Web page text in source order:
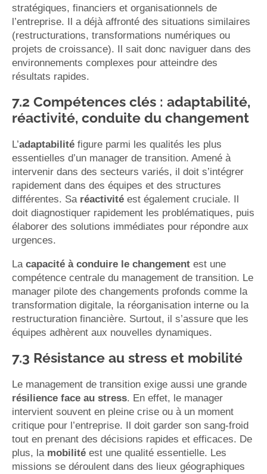
stratégiques, financiers et organisationnels de
l’entreprise. Il a déjà affronté des situations similaires
(restructurations, transformations numériques ou
projets de croissance). Il sait donc naviguer dans des
environnements complexes pour atteindre des
résultats rapides.
7.2 Compétences clés : adaptabilité,
réactivité, conduite du changement
L’adaptabilité figure parmi les qualités les plus
essentielles d’un manager de transition. Amené à
intervenir dans des secteurs variés, il doit s’intégrer
rapidement dans des équipes et des structures
différentes. Sa réactivité est également cruciale. Il
doit diagnostiquer rapidement les problématiques, puis
élaborer des solutions immédiates pour répondre aux
urgences.
La capacité à conduire le changement est une
compétence centrale du management de transition. Le
manager pilote des changements profonds comme la
transformation digitale, la réorganisation interne ou la
restructuration financière. Surtout, il s’assure que les
équipes adhèrent aux nouvelles dynamiques.
7.3 Résistance au stress et mobilité
Le management de transition exige aussi une grande
résilience face au stress. En effet, le manager
intervient souvent en pleine crise ou à un moment
critique pour l’entreprise. Il doit garder son sang-froid
tout en prenant des décisions rapides et efficaces. De
plus, la mobilité est une qualité essentielle. Les
missions se déroulent dans des lieux géographiques